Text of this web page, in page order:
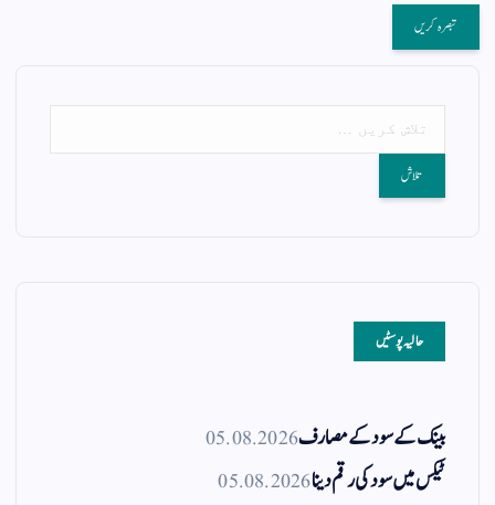
حالیہ پوسٹیں
بینک کے سود کے مصارف05.08.2026
ٹیکس میں سود کی رقم دینا05.08.2026